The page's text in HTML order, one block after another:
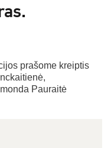
prašome kreiptis
Pauraitė